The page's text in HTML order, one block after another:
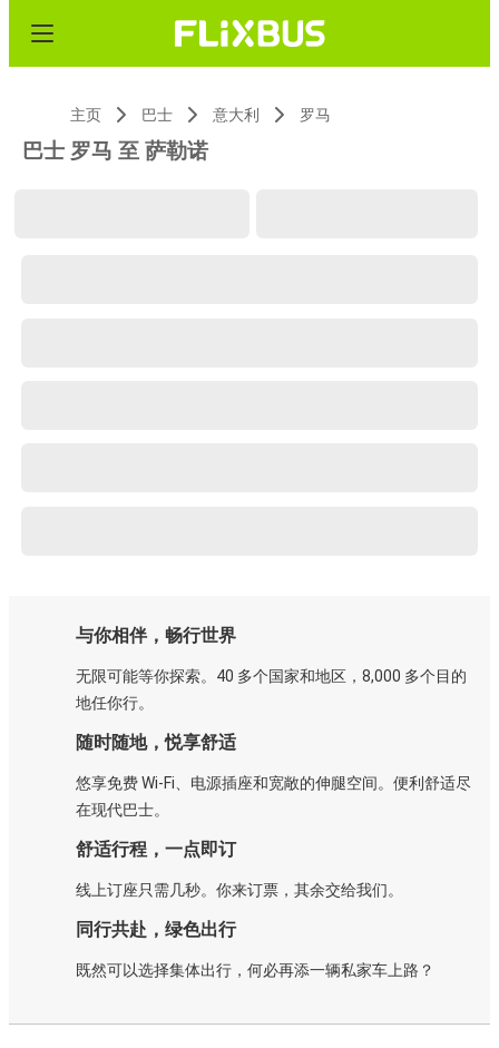
主页 巴士 意大利 罗马
巴士 罗马 至 萨勒诺
与你相伴，畅行世界
无限可能等你探索。40 多个国家和地区，8,000 多个目的
地任你行。
随时随地，悦享舒适
悠享免费 Wi-Fi、电源插座和宽敞的伸腿空间。便利舒适尽
在现代巴士。
舒适行程，一点即订
线上订座只需几秒。你来订票，其余交给我们。
同行共赴，绿色出行
既然可以选择集体出行，何必再添一辆私家车上路？